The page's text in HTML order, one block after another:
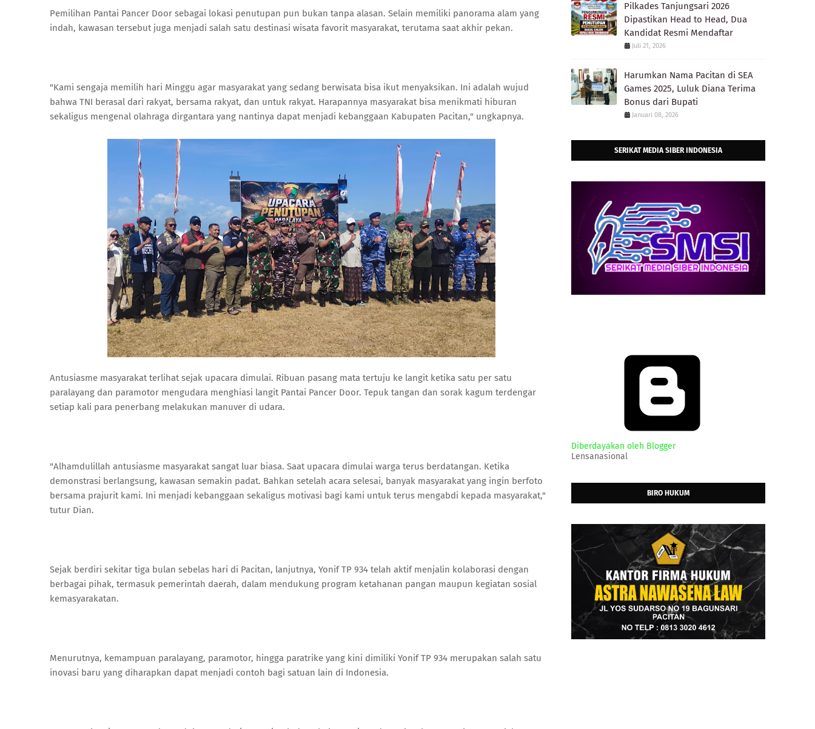
Pemilihan Pantai Pancer Door sebagai lokasi penutupan pun bukan tanpa alasan. Selain memiliki panorama alam yang
indah, kawasan tersebut juga menjadi salah satu destinasi wisata favorit masyarakat, terutama saat akhir pekan.
"Kami sengaja memilih hari Minggu agar masyarakat yang sedang berwisata bisa ikut menyaksikan. Ini adalah wujud
bahwa TNI berasal dari rakyat, bersama rakyat, dan untuk rakyat. Harapannya masyarakat bisa menikmati hiburan
sekaligus mengenal olahraga dirgantara yang nantinya dapat menjadi kebanggaan Kabupaten Pacitan," ungkapnya.
Antusiasme masyarakat terlihat sejak upacara dimulai. Ribuan pasang mata tertuju ke langit ketika satu per satu
paralayang dan paramotor mengudara menghiasi langit Pantai Pancer Door. Tepuk tangan dan sorak kagum terdengar
setiap kali para penerbang melakukan manuver di udara.
"Alhamdulillah antusiasme masyarakat sangat luar biasa. Saat upacara dimulai warga terus berdatangan. Ketika
demonstrasi berlangsung, kawasan semakin padat. Bahkan setelah acara selesai, banyak masyarakat yang ingin berfoto
bersama prajurit kami. Ini menjadi kebanggaan sekaligus motivasi bagi kami untuk terus mengabdi kepada masyarakat,"
tutur Dian.
Sejak berdiri sekitar tiga bulan sebelas hari di Pacitan, lanjutnya, Yonif TP 934 telah aktif menjalin kolaborasi dengan
berbagai pihak, termasuk pemerintah daerah, dalam mendukung program ketahanan pangan maupun kegiatan sosial
kemasyarakatan.
Menurutnya, kemampuan paralayang, paramotor, hingga paratrike yang kini dimiliki Yonif TP 934 merupakan salah satu
inovasi baru yang diharapkan dapat menjadi contoh bagi satuan lain di Indonesia.
Pilkades Tanjungsari 2026
Dipastikan Head to Head, Dua
Kandidat Resmi Mendaftar
Juli 21, 2026
Harumkan Nama Pacitan di SEA
Games 2025, Luluk Diana Terima
Bonus dari Bupati
Januari 08, 2026
SERIKAT MEDIA SIBER INDONESIA
Diberdayakan oleh Blogger
Lensanasional
BIRO HUKUM